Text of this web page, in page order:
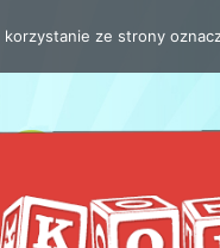
ze strony